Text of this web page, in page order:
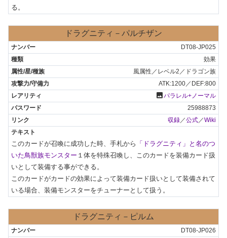
る。
ドラグニティ－パルチザン
DT08-JP025
効果
風属性／レベル2／ドラゴン族
ATK:1200／DEF:800
photoパラレル+ノーマル
25988873
収録／公式／Wiki
このカードが召喚に成功した時、手札から 「ドラグニティ」と名のつ
いた鳥獣族モンスター １体を特殊召喚し、このカードを装備カード扱
いとして装備する事ができる。
このカードがカードの効果によって装備カード扱いとして装備されて
いる場合、装備モンスターをチューナーとして扱う。
ドラグニティ－ピルム
DT08-JP026